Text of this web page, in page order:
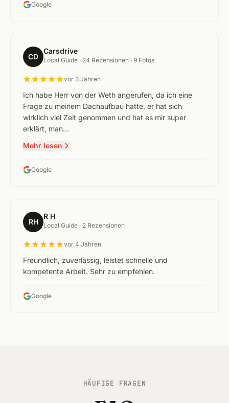
Google
CD
Carsdrive
Local Guide · 24 Rezensionen · 9 Fotos
vor 3 Jahren
Ich habe Herr von der Weth angerufen, da ich eine
Frage zu meinem Dachaufbau hatte, er hat sich
wirklich viel Zeit genommen und hat es mir super
erklärt, man…
Mehr lesen
Google
RH
R H
Local Guide · 2 Rezensionen
vor 4 Jahren
Freundlich, zuverlässig, leistet schnelle und
kompetente Arbeit. Sehr zu empfehlen.
Google
HÄUFIGE FRAGEN